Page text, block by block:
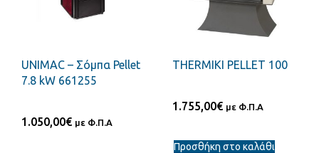
UNIMAC – Σόμπα Pellet
7.8 kW 661255
1.050,00€ με Φ.Π.Α
THERMIKI PELLET 100
1.755,00€ με Φ.Π.Α
Προσθήκη στο καλάθι